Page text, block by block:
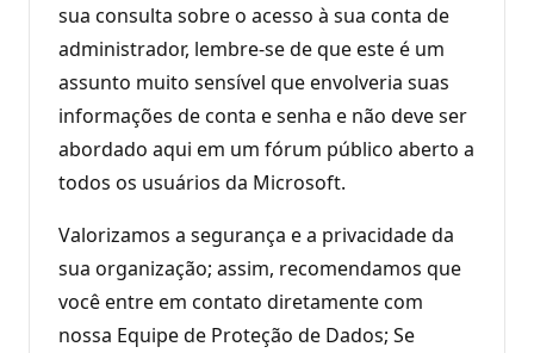
sua consulta sobre o acesso à sua conta de
administrador, lembre-se de que este é um
assunto muito sensível que envolveria suas
informações de conta e senha e não deve ser
abordado aqui em um fórum público aberto a
todos os usuários da Microsoft.
Valorizamos a segurança e a privacidade da
sua organização; assim, recomendamos que
você entre em contato diretamente com
nossa Equipe de Proteção de Dados; Se